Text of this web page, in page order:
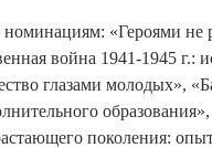
«Героями не
война 1941-1945 г.:
глазами молодых»,
поколения: